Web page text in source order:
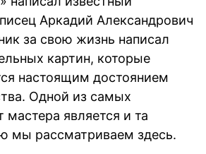
Аркадий Александрович
за свою жизнь написал
картин, которые
настоящим достоянием
Одной из самых
мастера является и та
мы рассматриваем здесь.